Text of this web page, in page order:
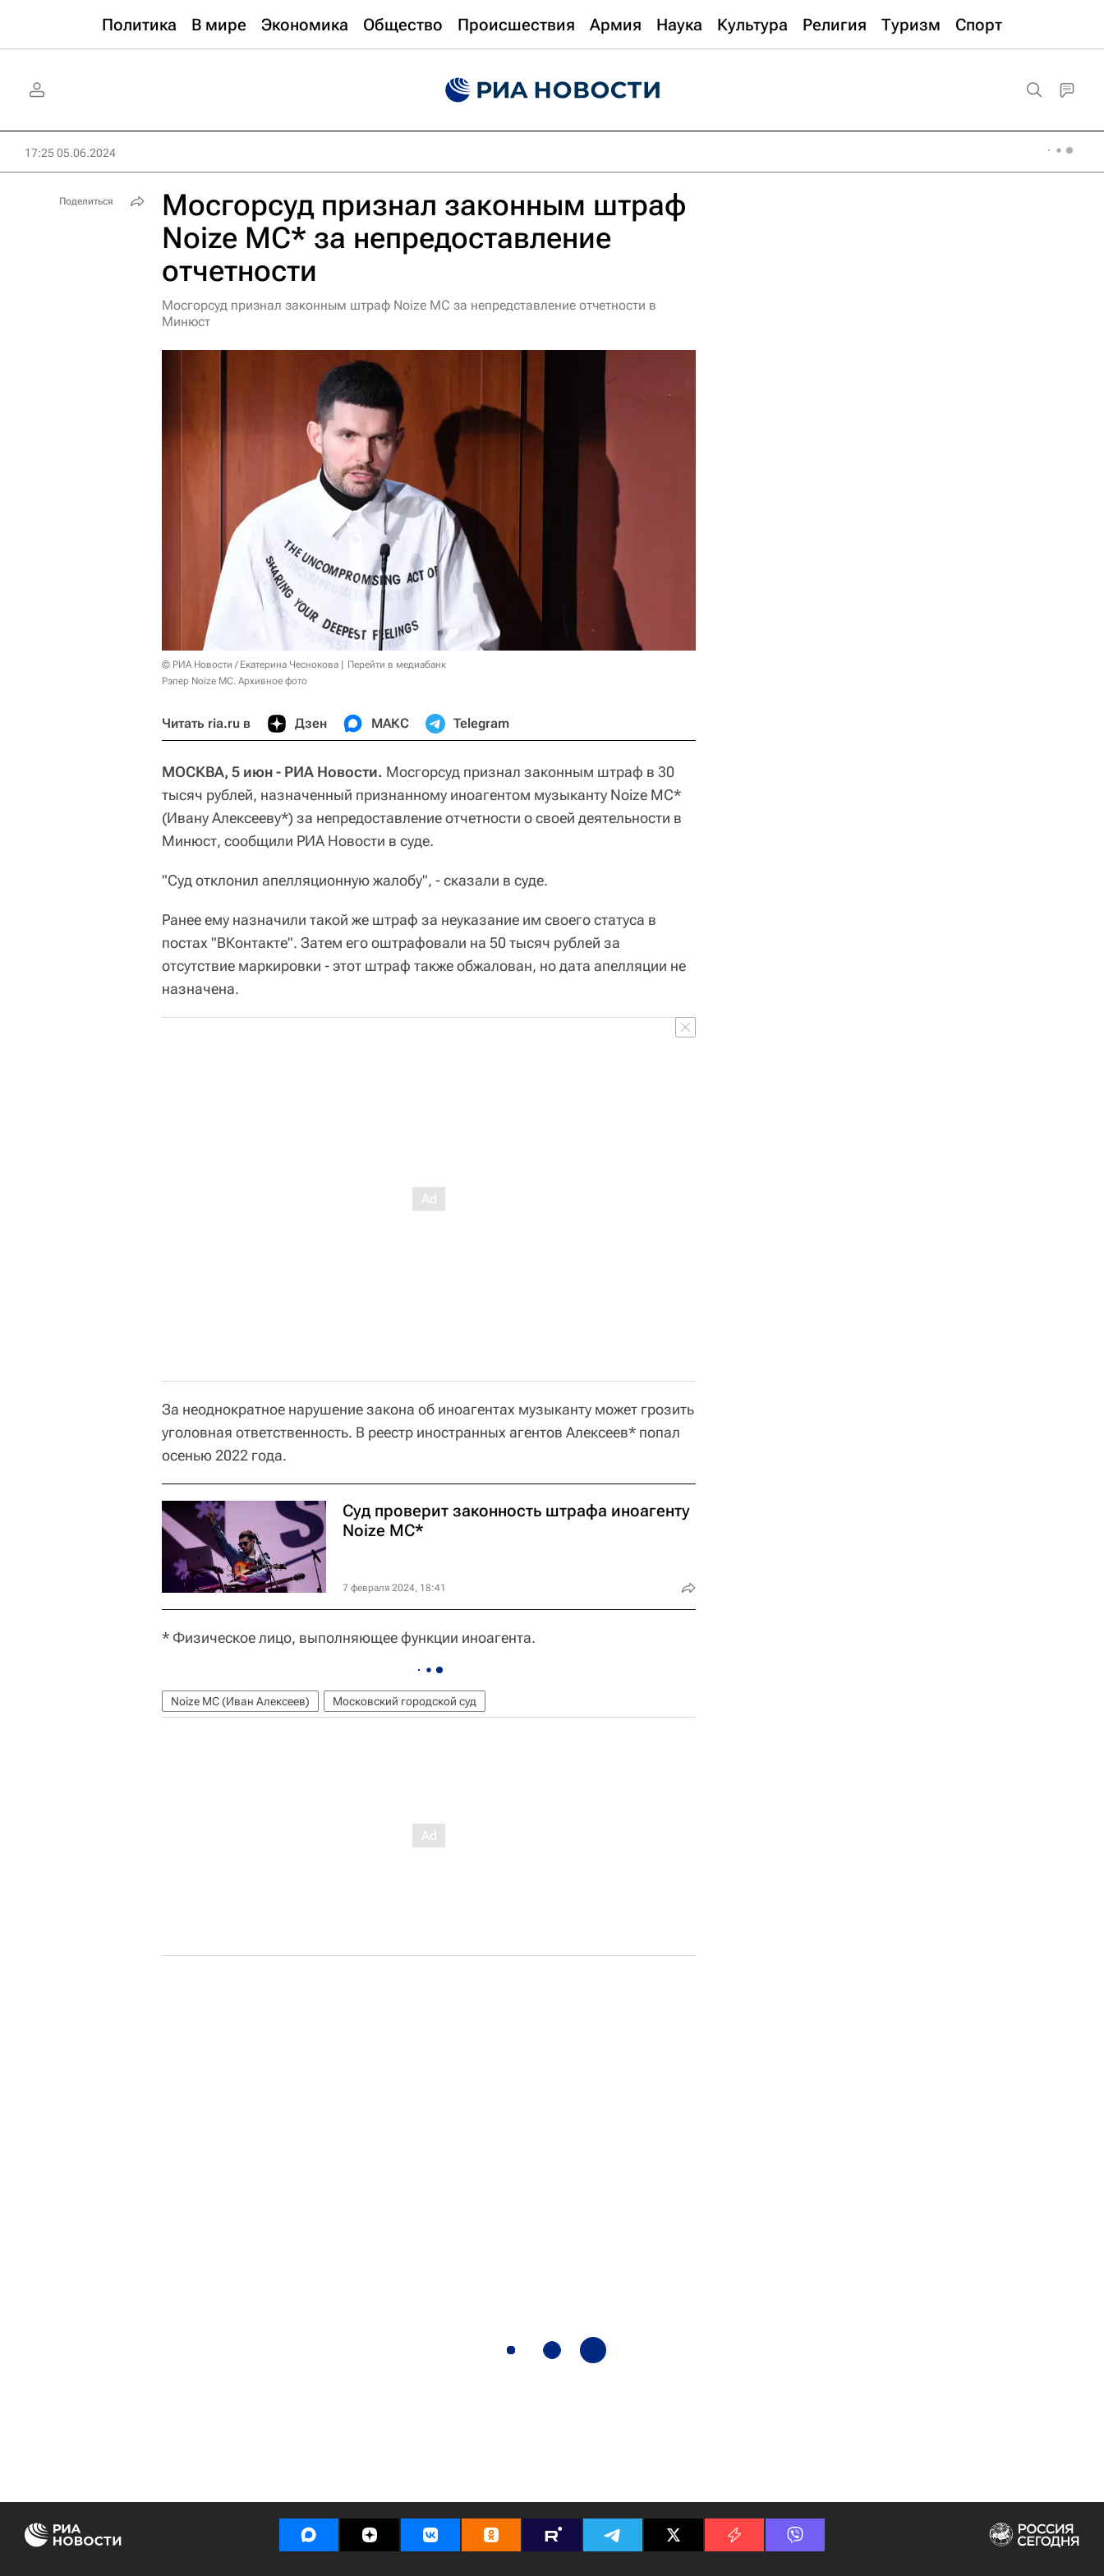
Политика В мире Экономика Общество Происшествия Армия Наука Культура Религия Туризм Спорт
17:25 05.06.2024
Мосгорсуд признал законным штраф
Noize MC* за непредоставление
отчетности
Мосгорсуд признал законным штраф Noize MC за непредставление отчетности в
Минюст
© РИА Новости / Екатерина Чеснокова
Перейти в медиабанк
Рэпер Noize MC. Архивное фото
Читать ria.ru в Дзен МАКС Telegram
МОСКВА, 5 июн - РИА Новости. Мосгорсуд признал законным штраф в 30
тысяч рублей, назначенный признанному иноагентом музыканту Noize MC*
(Ивану Алексееву*) за непредоставление отчетности о своей деятельности в
Минюст, сообщили РИА Новости в суде.
"Суд отклонил апелляционную жалобу", - сказали в суде.
Ранее ему назначили такой же штраф за неуказание им своего статуса в
постах "ВКонтакте". Затем его оштрафовали на 50 тысяч рублей за
отсутствие маркировки - этот штраф также обжалован, но дата апелляции не
назначена.
За неоднократное нарушение закона об иноагентах музыканту может грозить
уголовная ответственность. В реестр иностранных агентов Алексеев* попал
осенью 2022 года.
Суд проверит законность штрафа иноагенту
Noize MC*
7 февраля 2024, 18:41
* Физическое лицо, выполняющее функции иноагента.
Noize MC (Иван Алексеев) Московский городской суд
Поделиться